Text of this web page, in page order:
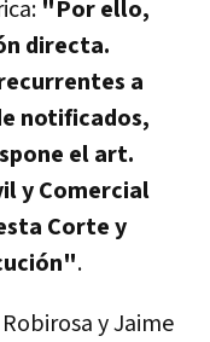
"Por ello,
directa.
a
notificados,
el art.
y Comercial
Corte y
.
y Jaime